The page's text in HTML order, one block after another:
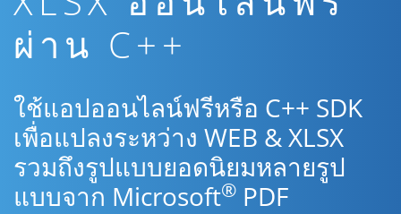
ผ่าน C++
ใช้แอปออนไลน์ฟรีหรือ C++ SDK
เพื่อแปลงระหว่าง WEB & XLSX
รวมถึงรูปแบบยอดนิยมหลายรูป
แบบจาก Microsoft® PDF